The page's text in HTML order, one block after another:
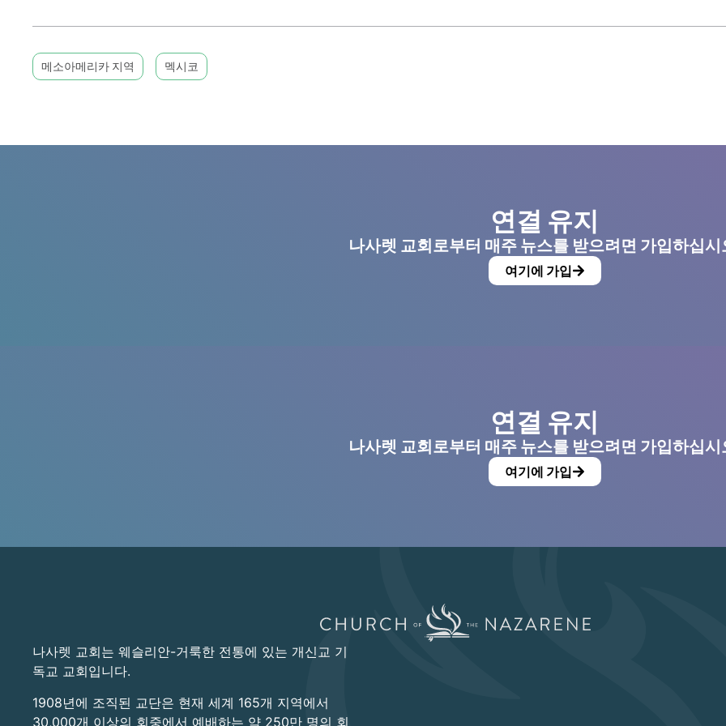
메소아메리카 지역 멕시코
연결 유지
나사렛 교회로부터 매주 뉴스를 받으려면 가입하십시
여기에 가입
연결 유지
나사렛 교회로부터 매주 뉴스를 받으려면 가입하십시
여기에 가입
나사렛 교회는 웨슬리안-거룩한 전통에 있는 개신교 기
독교 교회입니다.
1908년에 조직된 교단은 현재 세계 165개 지역에서
30,000개 이상의 회중에서 예배하는 약 250만 명의 회